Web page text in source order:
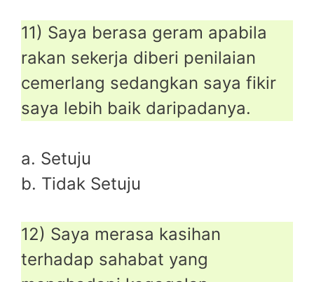
11) Saya berasa geram apabila
rakan sekerja diberi penilaian
cemerlang sedangkan saya fikir
saya lebih baik daripadanya.
a. Setuju
b. Tidak Setuju
12) Saya merasa kasihan
terhadap sahabat yang